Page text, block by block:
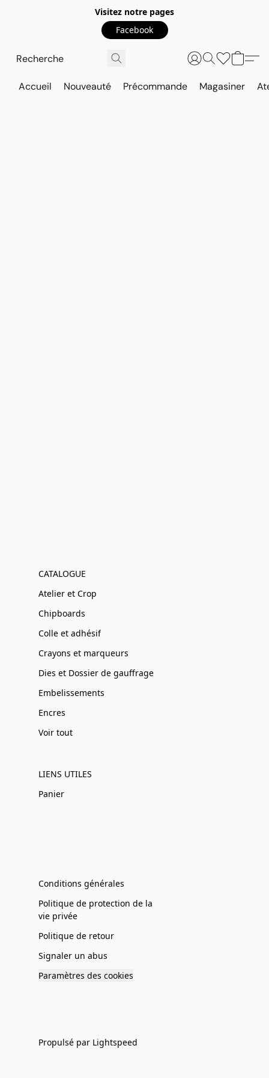
Visitez notre pages
Facebook
Accueil Nouveauté Précommande Magasiner
CATALOGUE
Atelier et Crop
Chipboards
Colle et adhésif
Crayons et marqueurs
Dies et Dossier de gauffrage
Embelissements
Encres
Voir tout
LIENS UTILES
Panier
Conditions générales
Politique de protection de la
vie privée
Politique de retour
Signaler un abus
Paramètres des cookies
Propulsé par Lightspeed